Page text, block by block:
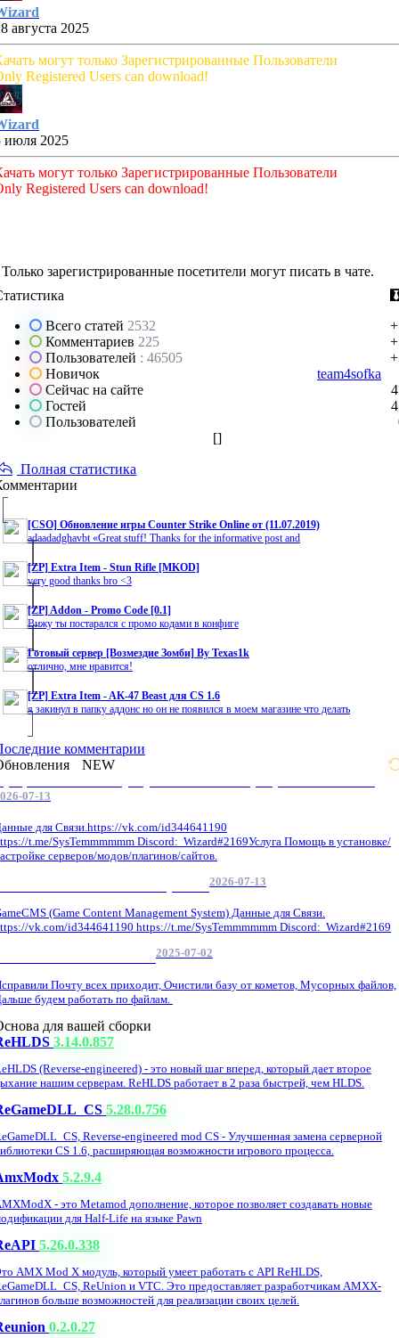
августа 2025
могут только Зарегистрированные Пользователи
Registered Users can download!
июля 2025
могут только Зарегистрированные Пользователи
Registered Users can download!
Только зарегистрированные посетители могут писать в чате.
Всего статей 2532
Комментариев 225
Пользователей : 46505
Новичок
team4sofka
Сейчас на сайте
Гостей
Пользователей
[]
Полная статистика
[CSO] Обновление игры Counter Strike Online от (11.07.2019)
adaadadghavbt «Great stuff! Thanks for the informative post and
[ZP] Extra Item - Stun Rifle [MKOD]
very good thanks bro <3
[ZP] Addon - Promo Code [0.1]
Вижу ты постарался с промо кодами в конфиге
Готовый сервер [Возмездие Зомби] By Texas1k
отлично, мне нравится!
[ZP] Extra Item - AK-47 Beast для CS 1.6
я закинул в папку аддонс но он не появился в моем магазине что делать
комментарии
NEW
07-13
для Связи.https://vk.com/id344641190
t.me/SysTemmmmmm Discord: Wizard#2169Услуга Помощь в установке/
серверов/модов/плагинов/сайтов.
2026-07-13
(Game Content Management System) Данные для Связи.
vk.com/id344641190 https://t.me/SysTemmmmmm Discord: Wizard#2169
2025-07-02
Почту всех приходит, Очистили базу от кометов, Мусорных файлов,
будем работать по файлам.
для вашей сборки
3.14.0.857
(Reverse-engineered) - это новый шаг вперед, который дает второе
нашим серверам. ReHLDS работает в 2 раза быстрей, чем HLDS.
5.28.0.756
Reverse-engineered mod CS - Улучшенная замена серверной
CS 1.6, расширяющая возможности игрового процесса.
5.2.9.4
- это Metamod дополнение, которое позволяет создавать новые
для Half-Life на языке Pawn
5.26.0.338
AMX Mod X модуль, который умеет работать с API ReHLDS,
ReUnion и VTC. Это предоставляет разработчикам AMXX-
больше возможностей для реализации своих целей.
0.2.0.27